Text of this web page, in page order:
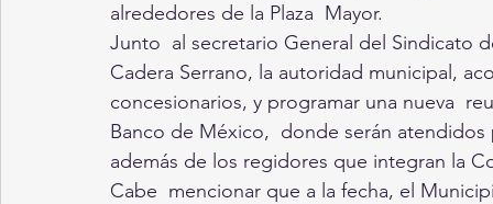
alrededores de la Plaza  Mayor.
Junto  al secretario General del Sindicato
Cadera Serrano, la autoridad municipal,
concesionarios, y programar una nueva
Banco de México,  donde serán
además de los regidores que integran la
Cabe  mencionar que a la fecha, el